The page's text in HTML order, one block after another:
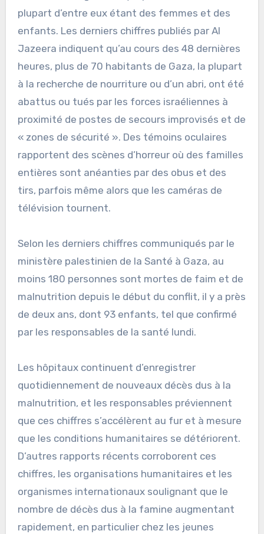
plupart d’entre eux étant des femmes et des
enfants. Les derniers chiffres publiés par Al
Jazeera indiquent qu’au cours des 48 dernières
heures, plus de 70 habitants de Gaza, la plupart
à la recherche de nourriture ou d’un abri, ont été
abattus ou tués par les forces israéliennes à
proximité de postes de secours improvisés et de
« zones de sécurité ». Des témoins oculaires
rapportent des scènes d’horreur où des familles
entières sont anéanties par des obus et des
tirs, parfois même alors que les caméras de
télévision tournent.
Selon les derniers chiffres communiqués par le
ministère palestinien de la Santé à Gaza, au
moins 180 personnes sont mortes de faim et de
malnutrition depuis le début du conflit, il y a près
de deux ans, dont 93 enfants, tel que confirmé
par les responsables de la santé lundi.
Les hôpitaux continuent d’enregistrer
quotidiennement de nouveaux décès dus à la
malnutrition, et les responsables préviennent
que ces chiffres s’accélèrent au fur et à mesure
que les conditions humanitaires se détériorent.
D’autres rapports récents corroborent ces
chiffres, les organisations humanitaires et les
organismes internationaux soulignant que le
nombre de décès dus à la famine augmentant
rapidement, en particulier chez les jeunes